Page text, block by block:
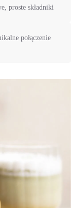
proste składniki
połączenie